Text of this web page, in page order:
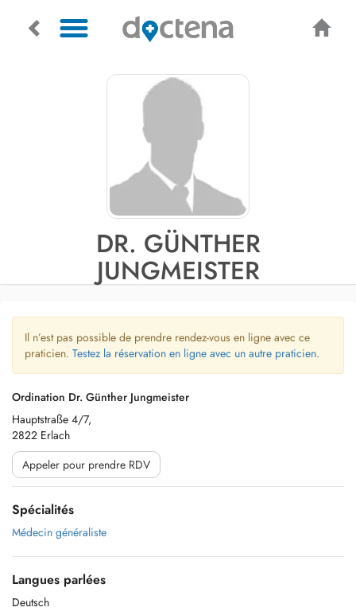
DR. GÜNTHER
JUNGMEISTER
Il n’est pas possible de prendre rendez-vous en ligne avec ce
praticien. Testez la réservation en ligne avec un autre praticien.
Ordination Dr. Günther Jungmeister
Hauptstraße 4/7,
2822 Erlach
Appeler pour prendre RDV
Spécialités
Médecin généraliste
Langues parlées
Deutsch